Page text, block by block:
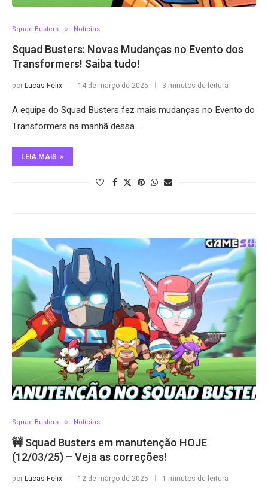
Squad Busters Notícias
Squad Busters: Novas Mudanças no Evento dos
Transformers! Saiba tudo!
porLucas Felix 14 de março de 2025 3 minutos de leitura
A equipe do Squad Busters fez mais mudanças no Evento do
Transformers na manhã dessa …
LEIA MAIS
Squad Busters Notícias
🚧 Squad Busters em manutenção HOJE
(12/03/25) – Veja as correções!
porLucas Felix 12 de março de 2025 1 minutos de leitura